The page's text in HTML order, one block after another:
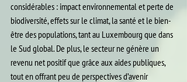
considérables : impact environnemental et perte de
biodiversité, effets sur le climat, la santé et le bien-
être des populations, tant au Luxembourg que dans
le Sud global. De plus, le secteur ne génère un
revenu net positif que grâce aux aides publiques,
tout en offrant peu de perspectives d’avenir